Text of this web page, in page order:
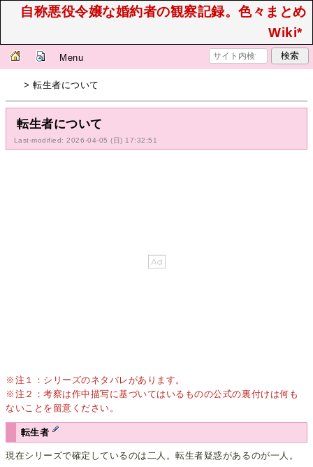
自称悪役令嬢な婚約者の観察記録。色々まとめ
Wiki*
Menu
> 転生者について
転生者について
Last-modified: 2026-04-05 (日) 17:32:51
※注１：シリーズのネタバレがあります。
※注２：考察は作中描写に基づいてはいるものの公式の裏付けは何も
ないことを留意ください。
転生者
現在シリーズで確定しているのは二人。転生者疑惑があるのが一人。